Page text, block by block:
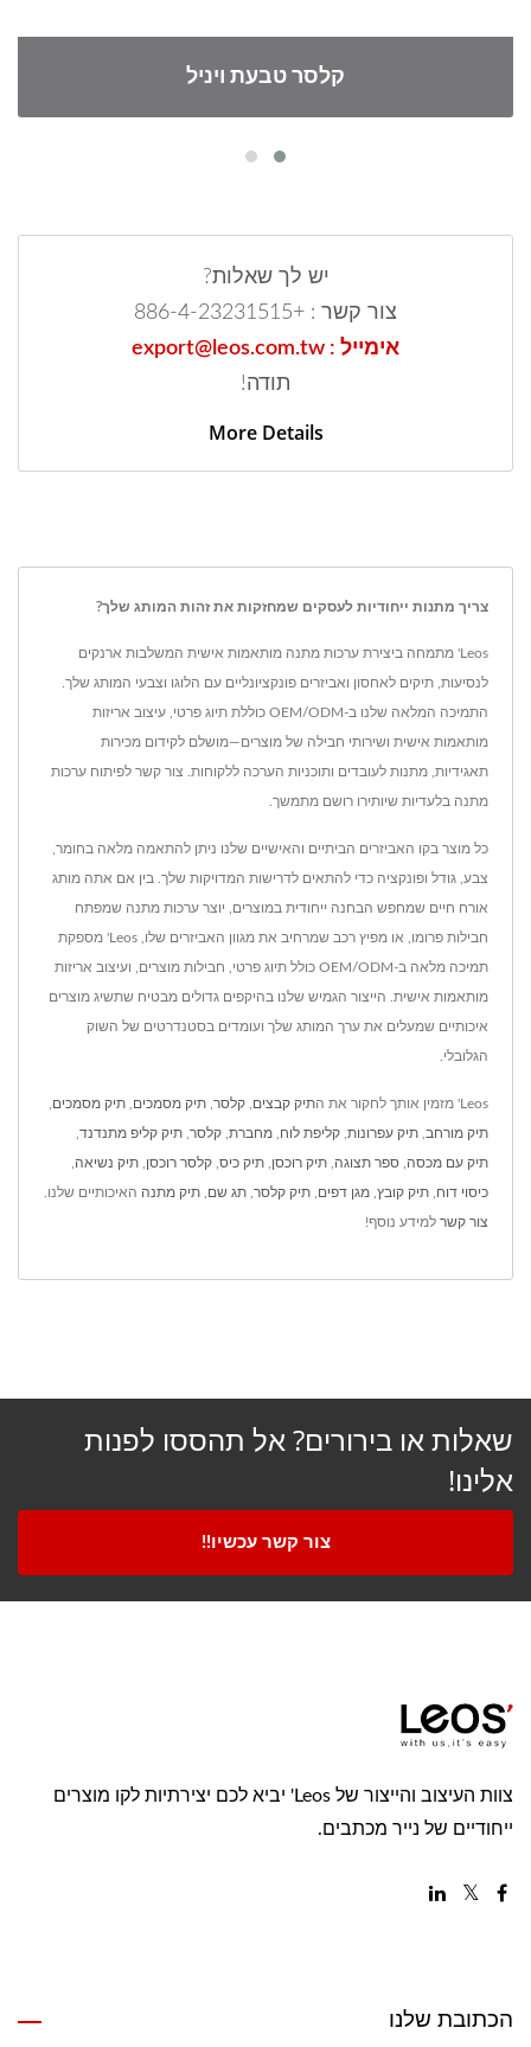
קלסר טבעת ויניל
יש לך שאלות?
צור קשר : +886-4-23231515
אימייל : export@leos.com.tw
תודה!
More Details
צריך מתנות ייחודיות לעסקים שמחזקות את זהות המותג שלך?
Leos' מתמחה ביצירת ערכות מתנה מותאמות אישית המשלבות ארנקים
לנסיעות, תיקים לאחסון ואביזרים פונקציונליים עם הלוגו וצבעי המותג שלך.
התמיכה המלאה שלנו ב-OEM/ODM כוללת תיוג פרטי, עיצוב אריזות
מותאמות אישית ושירותי חבילה של מוצרים—מושלם לקידום מכירות
תאגידיות, מתנות לעובדים ותוכניות הערכה ללקוחות. צור קשר לפיתוח ערכות
מתנה בלעדיות שיותירו רושם מתמשך.
כל מוצר בקו האביזרים הביתיים והאישיים שלנו ניתן להתאמה מלאה בחומר,
צבע, גודל ופונקציה כדי להתאים לדרישות המדויקות שלך. בין אם אתה מותג
אורח חיים שמחפש הבחנה ייחודית במוצרים, יוצר ערכות מתנה שמפתח
חבילות פרומו, או מפיץ רכב שמרחיב את מגוון האביזרים שלו, Leos' מספקת
תמיכה מלאה ב-OEM/ODM כולל תיוג פרטי, חבילות מוצרים, ועיצוב אריזות
מותאמות אישית. הייצור הגמיש שלנו בהיקפים גדולים מבטיח שתשיג מוצרים
איכותיים שמעלים את ערך המותג שלך ועומדים בסטנדרטים של השוק
הגלובלי.
Leos' מזמין אותך לחקור את ה תיק קבצים קלסר תיק מסמכים תיק מסמכים
תיק מורחב תיק עפרונות קליפת לוח מחברת קלסר תיק קליפ מתנדנד
תיק עם מכסה ספר תצוגה תיק רוכסן תיק כיס קלסר רוכסן תיק נשיאה
כיסוי דוח תיק קובץ מגן דפים תיק קלסר תג שם תיק מתנה האיכותיים שלנו.
צור קשר למידע נוסף!
שאלות או בירורים? אל תהססו לפנות
אלינו!
צור קשר עכשיו!!
צוות העיצוב והייצור של Leos' יביא לכם יצירתיות לקו מוצרים
ייחודיים של נייר מכתבים.
הכתובת שלנו